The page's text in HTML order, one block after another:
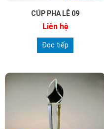
CÚP PHA LÊ 09
Liên hệ
Đọc tiếp